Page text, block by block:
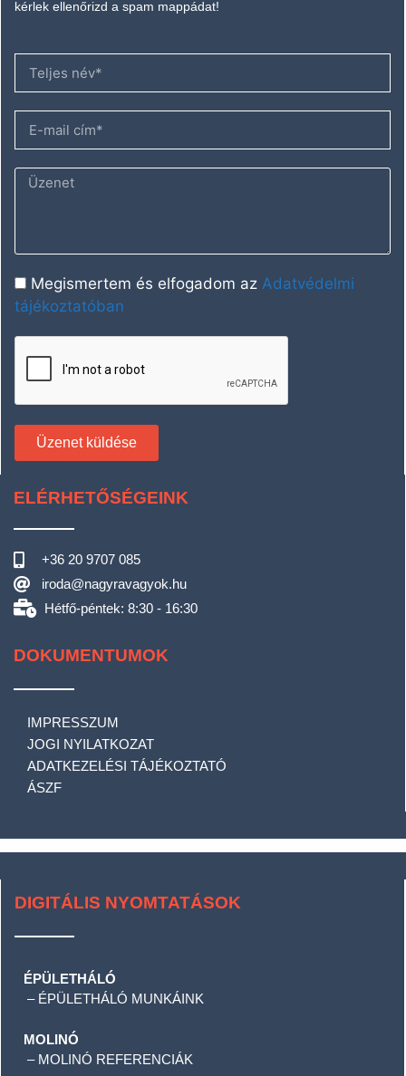
kérlek ellenőrizd a spam mappádat!
Megismertem és elfogadom az Adatvédelmi
tájékoztatóban
Üzenet küldése
ELÉRHETŐSÉGEINK
+36 20 9707 085
iroda@nagyravagyok.hu
Hétfő-péntek: 8:30 - 16:30
DOKUMENTUMOK
IMPRESSZUM
JOGI NYILATKOZAT
ADATKEZELÉSI TÁJÉKOZTATÓ
ÁSZF
DIGITÁLIS NYOMTATÁSOK
ÉPÜLETHÁLÓ
– ÉPÜLETHÁLÓ MUNKÁINK
MOLINÓ
– MOLINÓ REFERENCIÁK